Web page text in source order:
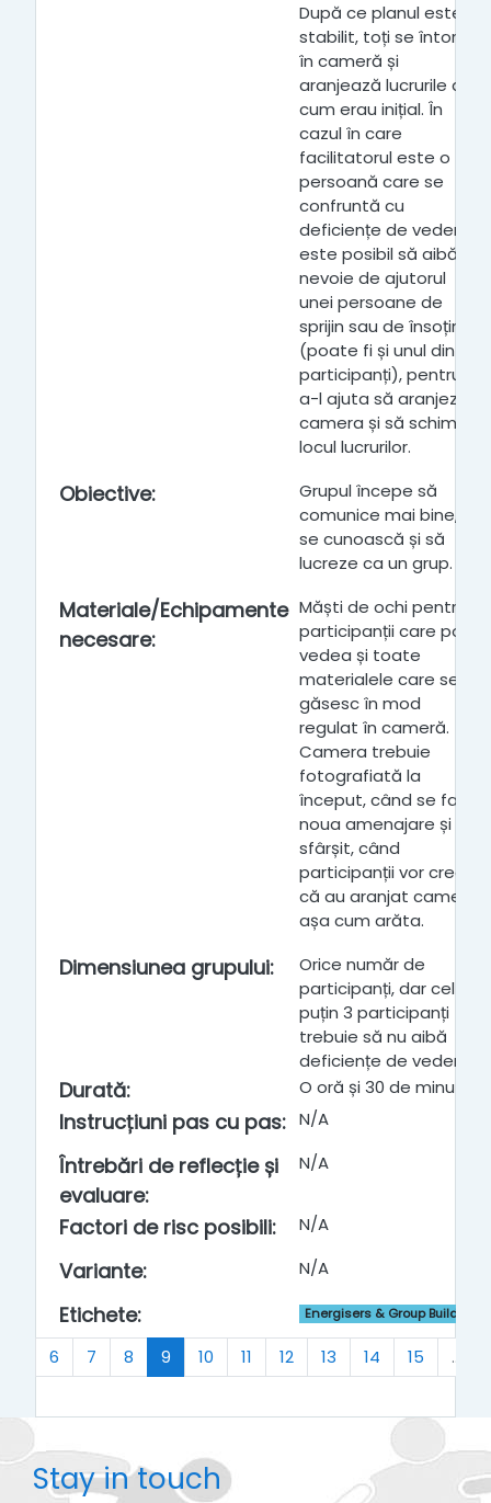
După ce planul este
stabilit, toți se întorc
în cameră și
aranjează lucrurile așa
cum erau inițial. În
cazul în care
facilitatorul este o
persoană care se
confruntă cu
deficiențe de vedere,
este posibil să aibă
nevoie de ajutorul
unei persoane de
sprijin sau de însoțire
(poate fi și unul dintre
participanți), pentru
a-l ajuta să aranjeze
camera și să schimbe
locul lucrurilor.
Obiective:
Grupul începe să
comunice mai bine, să
se cunoască și să
lucreze ca un grup.
Materiale/Echipamente
necesare:
Măști de ochi pentru
participanții care pot
vedea și toate
materialele care se
găsesc în mod
regulat în cameră.
Camera trebuie
fotografiată la
început, când se face
noua amenajare și la
sfârșit, când
participanții vor crede
că au aranjat camera
așa cum arăta.
Dimensiunea grupului:
Orice număr de
participanți, dar cel
puțin 3 participanți
trebuie să nu aibă
deficiențe de vedere.
Durată: O oră și 30 de minute
Instrucțiuni pas cu pas: N/A
Întrebări de reflecție și
evaluare:
N/A
Factori de risc posibili: N/A
Variante: N/A
Etichete: Energisers & Group Building
6 7 8 9(current)
10 11 12 13 14 15 …
Stay in touch